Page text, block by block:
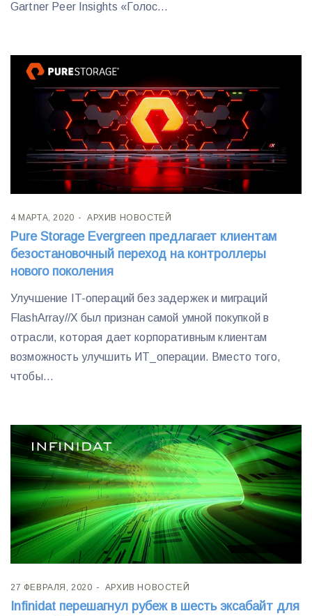
Gartner Peer Insights «Голос...
4 МАРТА, 2020 АРХИВ НОВОСТЕЙ
Pure Storage Evergreen предлагает клиентам
безостановочный переход на контроллеры
нового поколения
Улучшение IT-операций без задержек и миграций
FlashArray//X был признан самой умной покупкой в
отрасли, которая дает корпоративным клиентам
возможность улучшить ИТ_операции. Вместо того,
чтобы...
27 ФЕВРАЛЯ, 2020 АРХИВ НОВОСТЕЙ
Infinidat перешагнул рубеж в шесть эксабайт для